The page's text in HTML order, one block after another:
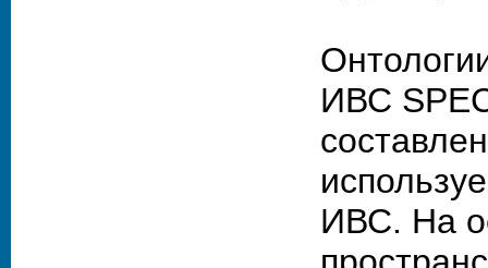
ИВС
ИВС. На